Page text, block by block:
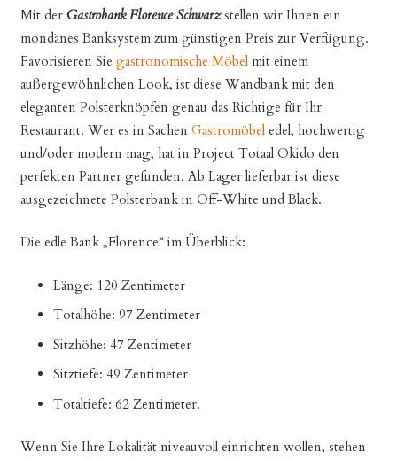
Mit der Gastrobank Florence Schwarzstellen wir Ihnen ein
mondänes Banksystem zum günstigen Preis zur Verfügung.
Favorisieren Sie gastronomische Möbelmit einem
außergewöhnlichen Look, ist diese Wandbank mit den
eleganten Polsterknöpfen genau das Richtige für Ihr
Restaurant. Wer es in Sachen Gastromöbeledel, hochwertig
und/oder modern mag, hat in Project Totaal Okido den
perfekten Partner gefunden. Ab Lager lieferbar ist diese
ausgezeichnete Polsterbank in Off-White und Black.
Die edle Bank „Florence“ im Überblick:
Länge: 120 Zentimeter
Totalhöhe: 97 Zentimeter
Sitzhöhe: 47 Zentimeter
Sitztiefe: 49 Zentimeter
Totaltiefe: 62 Zentimeter.
Wenn Sie Ihre Lokalität niveauvoll einrichten wollen, stehen